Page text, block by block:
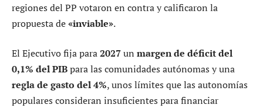
regiones del PP votaron en contra y calificaron la
propuesta de«inviable».
El Ejecutivo fija para2027un margen de déficit del
0,1% del PIBpara las comunidades autónomas y una
regla de gasto del 4%, unos límites que las autonomías
populares consideran insuficientes para financiar